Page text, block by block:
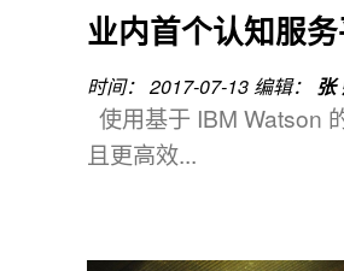
业内首个认知服
时间： 2017-07-13编辑： 张
使用基于 IBM Watson
且更高效...